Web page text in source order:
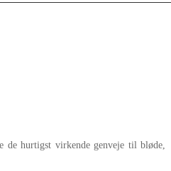
hurtigst virkende genveje til bløde,